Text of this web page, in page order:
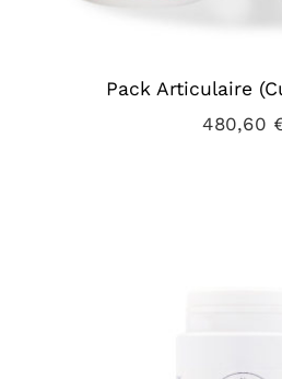
Pack Articulaire
480,60